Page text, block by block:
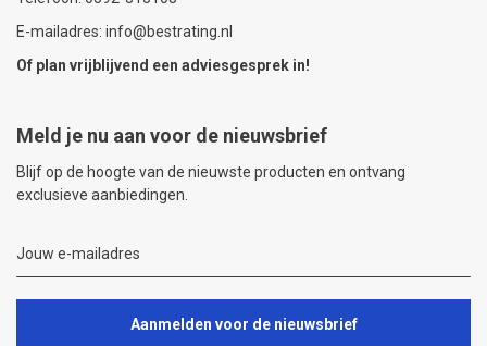
E-mailadres: info@bestrating.nl
Of plan vrijblijvend een adviesgesprek in!
Meld je nu aan voor de nieuwsbrief
Blijf op de hoogte van de nieuwste producten en ontvang
exclusieve aanbiedingen.
Aanmelden voor de nieuwsbrief